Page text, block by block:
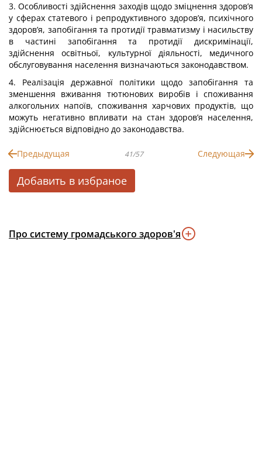
3. Особливості здійснення заходів щодо зміцнення здоров’я
у сферах статевого і репродуктивного здоров’я, психічного
здоров’я, запобігання та протидії травматизму і насильству
в частині запобігання та протидії дискримінації,
здійснення освітньої, культурної діяльності, медичного
обслуговування населення визначаються законодавством.
4. Реалізація державної політики щодо запобігання та
зменшення вживання тютюнових виробів і споживання
алкогольних напоїв, споживання харчових продуктів, що
можуть негативно впливати на стан здоров’я населення,
здійснюється відповідно до законодавства.
Предыдущая 41/57 Следующая
Добавить в избраное
Про систему громадського здоров'я